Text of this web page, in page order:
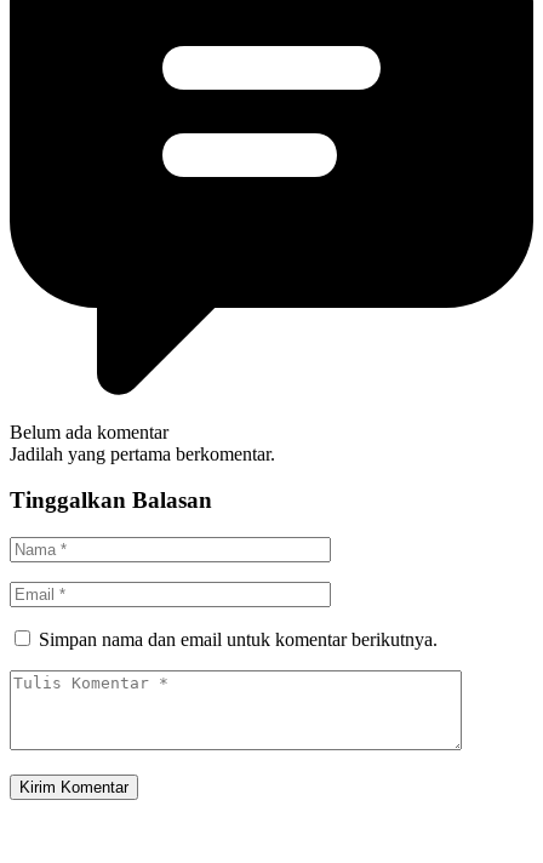
Belum ada komentar
Jadilah yang pertama berkomentar.
Tinggalkan Balasan
Simpan nama dan email untuk komentar berikutnya.